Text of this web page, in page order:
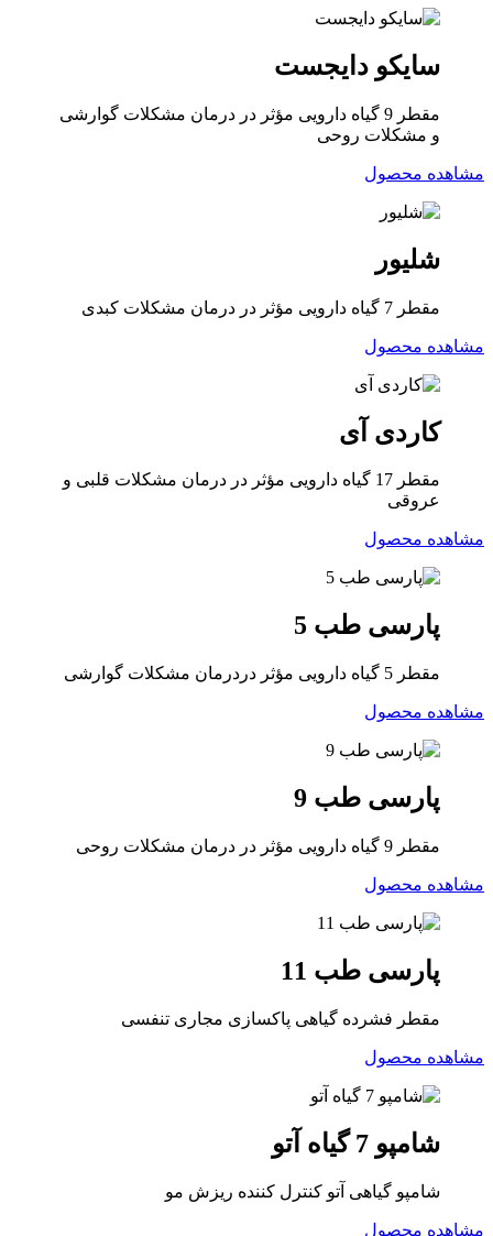
سایکو دایجست
مقطر 9 گیاه دارویی مؤثر در درمان مشکلات گوارشی
و مشکلات روحی
مشاهده محصول
شلیور
مقطر 7 گیاه دارویی مؤثر در درمان مشکلات کبدی
مشاهده محصول
کاردی آی
مقطر 17 گیاه دارویی مؤثر در درمان مشکلات قلبی و
عروقی
مشاهده محصول
پارسی طب 5
مقطر 5 گیاه دارویی مؤثر دردرمان مشکلات گوارشی
مشاهده محصول
پارسی طب 9
مقطر 9 گیاه دارویی مؤثر در درمان مشکلات روحی
مشاهده محصول
پارسی طب 11
مقطر فشرده گیاهی پاکسازی مجاری تنفسی
مشاهده محصول
شامپو 7 گیاه آتو
شامپو گیاهی آتو کنترل کننده ریزش مو
مشاهده محصول